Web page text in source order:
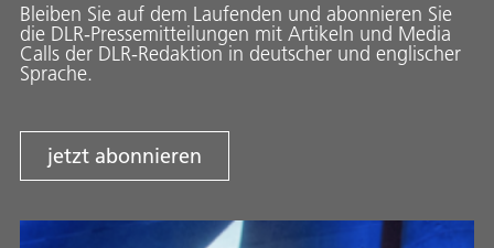
Bleiben Sie auf dem Laufenden und abonnieren Sie
die DLR-Pressemitteilungen mit Artikeln und Media
Calls der DLR-Redaktion in deutscher und englischer
Sprache.
jetzt abonnieren